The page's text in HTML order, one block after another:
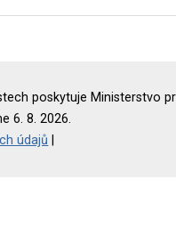
poskytuje Ministerstvo
6. 8. 2026.
údajů